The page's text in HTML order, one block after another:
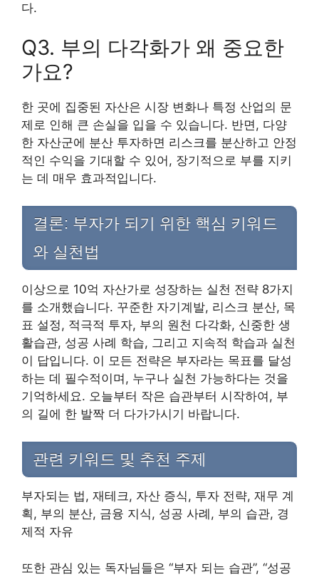
다.
Q3. 부의 다각화가 왜 중요한
가요?
한 곳에 집중된 자산은 시장 변화나 특정 산업의 문
제로 인해 큰 손실을 입을 수 있습니다. 반면, 다양
한 자산군에 분산 투자하면 리스크를 분산하고 안정
적인 수익을 기대할 수 있어, 장기적으로 부를 지키
는 데 매우 효과적입니다.
결론: 부자가 되기 위한 핵심 키워드
와 실천법
이상으로 10억 자산가로 성장하는 실천 전략 8가지
를 소개했습니다. 꾸준한 자기계발, 리스크 분산, 목
표 설정, 적극적 투자, 부의 원천 다각화, 신중한 생
활습관, 성공 사례 학습, 그리고 지속적 학습과 실천
이 답입니다. 이 모든 전략은 부자라는 목표를 달성
하는 데 필수적이며, 누구나 실천 가능하다는 것을
기억하세요. 오늘부터 작은 습관부터 시작하여, 부
의 길에 한 발짝 더 다가가시기 바랍니다.
관련 키워드 및 추천 주제
부자되는 법, 재테크, 자산 증식, 투자 전략, 재무 계
획, 부의 분산, 금융 지식, 성공 사례, 부의 습관, 경
제적 자유
또한 관심 있는 독자님들은 “부자 되는 습관”, “성공